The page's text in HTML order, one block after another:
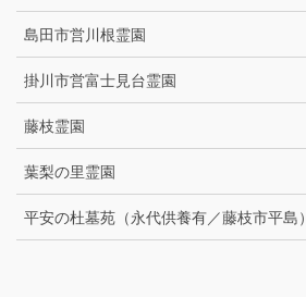
島田市営川根霊園
掛川市営富士見台霊園
藤枝霊園
葉梨の里霊園
平安の杜墓苑（永代供養有／藤枝市平島）